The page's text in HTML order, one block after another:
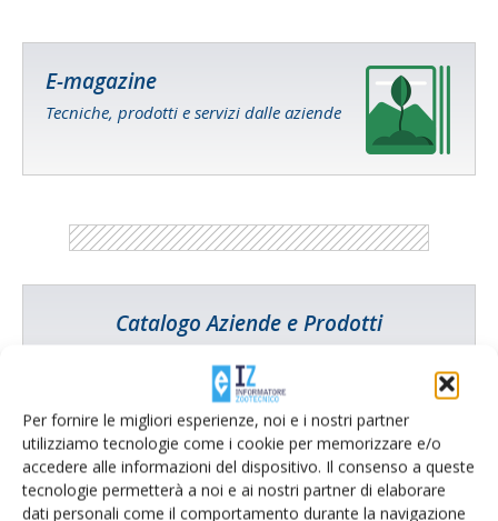
Per fornire le migliori esperienze, noi e i nostri partner
utilizziamo tecnologie come i cookie per memorizzare e/o
accedere alle informazioni del dispositivo. Il consenso a queste
tecnologie permetterà a noi e ai nostri partner di elaborare
dati personali come il comportamento durante la navigazione
E-magazine
Tecniche, prodotti e servizi dalle aziende
Catalogo Aziende e Prodotti
prodotto!
Cerca adesso